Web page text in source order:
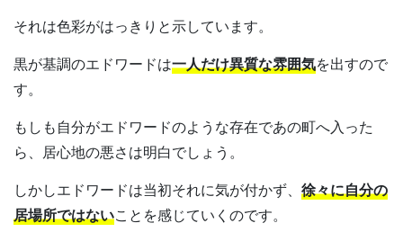
それは色彩がはっきりと示しています。
黒が基調のエドワードは一人だけ異質な雰囲気を出すので
す。
もしも自分がエドワードのような存在であの町へ入った
ら、居心地の悪さは明白でしょう。
しかしエドワードは当初それに気が付かず、 徐々に自分の
居場所ではないことを感じていくのです。